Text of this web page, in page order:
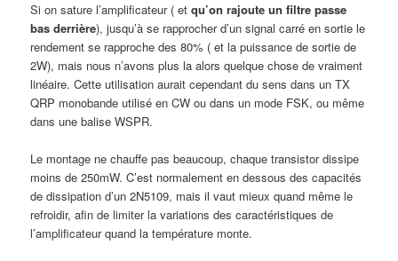
Si on sature l’amplificateur ( et qu’on rajoute un filtre passe
bas derrière), jusqu’à se rapprocher d’un signal carré en sortie le
rendement se rapproche des 80% ( et la puissance de sortie de
2W), mais nous n’avons plus la alors quelque chose de vraiment
linéaire. Cette utilisation aurait cependant du sens dans un TX
QRP monobande utilisé en CW ou dans un mode FSK, ou même
dans une balise WSPR.
Le montage ne chauffe pas beaucoup, chaque transistor dissipe
moins de 250mW. C’est normalement en dessous des capacités
de dissipation d’un 2N5109, mais il vaut mieux quand même le
refroidir, afin de limiter la variations des caractéristiques de
l’amplificateur quand la température monte.